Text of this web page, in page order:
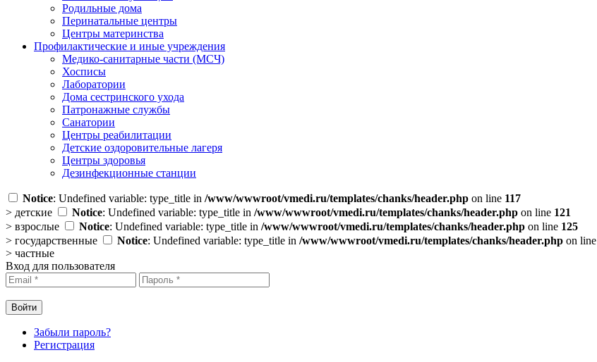
Родильные дома
Перинатальные центры
Центры материнства
Профилактические и иные учреждения
Медико-санитарные части (МСЧ)
Хосписы
Лаборатории
Дома сестринского ухода
Патронажные службы
Санатории
Центры реабилитации
Детские оздоровительные лагеря
Центры здоровья
Дезинфекционные станции
Notice: Undefined variable: type_title in /www/wwwroot/vmedi.ru/templates/chanks/header.php on line 117
> детские Notice: Undefined variable: type_title in /www/wwwroot/vmedi.ru/templates/chanks/header.php on line 121
> взрослые Notice: Undefined variable: type_title in /www/wwwroot/vmedi.ru/templates/chanks/header.php on line 125
> государственные Notice: Undefined variable: type_title in /www/wwwroot/vmedi.ru/templates/chanks/header.php on line
> частные
Вход для пользователя
Забыли пароль?
Регистрация